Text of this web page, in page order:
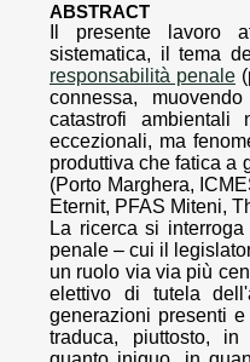
ABSTRACT
Il presente lavoro
sistematica, il tema
responsabilità penale
connessa,
catastrofi ambientali
eccezionali, ma
produttiva che fatica a
(Porto Marghera,
Eternit, PFAS Miteni,
La ricerca si
penale – cui il
un ruolo via via più
elettivo di tutela
generazioni presenti
traduca, piuttosto,